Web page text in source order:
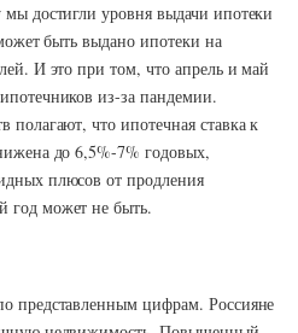
достигли уровня выдачи ипотеки
быть выдано ипотеки на
И это при том, что апрель и май
из-за пандемии.
полагают, что ипотечная ставка к
до 6,5%-7% годовых,
плюсов от продления
год может не быть.
представленным цифрам. Россияне